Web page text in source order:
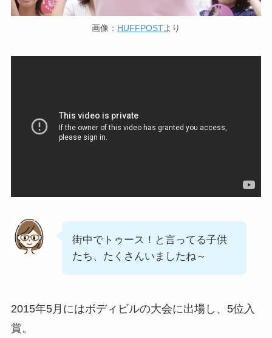
画像： HUFFPOSTより
街中でトゥース！と言ってる子供
たち、たくさんいましたね～
2015年5月にはボディビルの大会に出場し、5位入
賞。